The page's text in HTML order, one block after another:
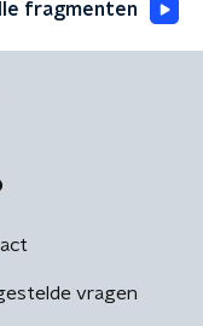
fragmenten
vragen